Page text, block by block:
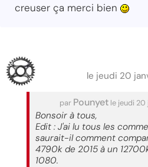
creuser ça merci bien
le jeudi 20
par Pounyet le jeudi 20
Bonsoir à tous,
Edit : J'ai lu tous les
saurait-il comment
4790k de 2015 à un
1080.